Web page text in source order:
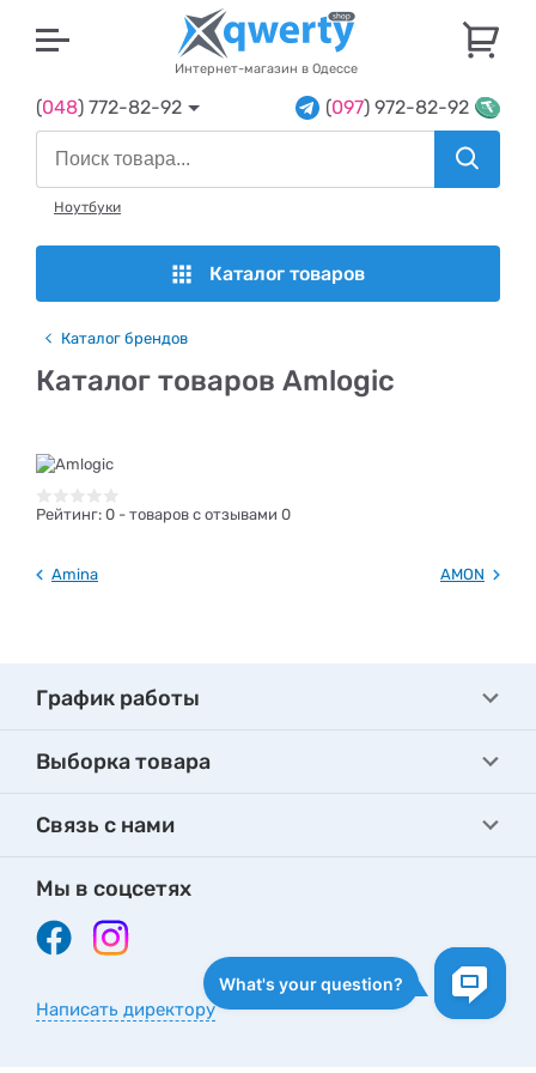
Интернет-магазин в Одессе
(048) 772-82-92 (097) 972-82-92
Ноутбуки
Каталог товаров
Каталог брендов
Каталог товаров Amlogic
Рейтинг: 0 - товаров с отзывами 0
Amina AMON
График работы
Выборка товара
Связь с нами
Мы в соцсетях
Написать директору